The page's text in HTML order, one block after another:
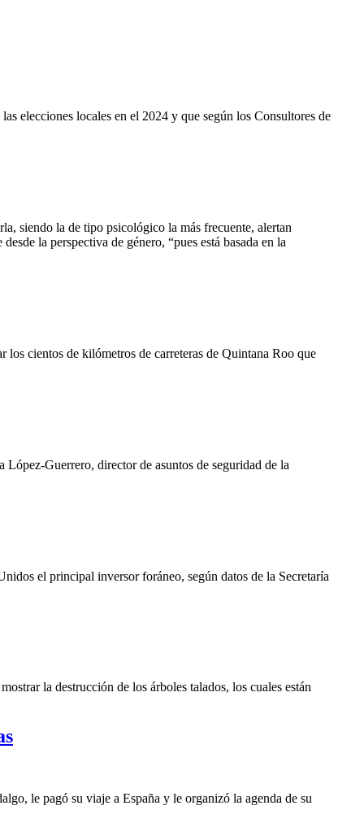
elecciones locales en el 2024 y que según los Consultores de
siendo la de tipo psicológico la más frecuente, alertan
la perspectiva de género, “pues está basada en la
los cientos de kilómetros de carreteras de Quintana Roo que
Guerrero, director de asuntos de seguridad de la
el principal inversor foráneo, según datos de la Secretaría
la destrucción de los árboles talados, los cuales están
le pagó su viaje a España y le organizó la agenda de su